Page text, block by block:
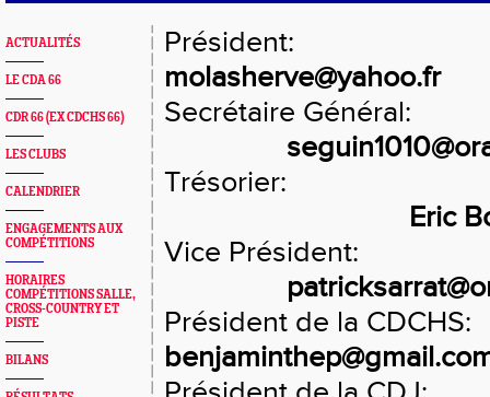
ACTUALITÉS
LE CDA 66
CDR 66 (EX CDCHS 66)
LES CLUBS
CALENDRIER
ENGAGEMENTS AUX
COMPÉTITIONS
HORAIRES
COMPÉTITIONS SALLE,
CROSS-COUNTRY ET
PISTE
BILANS
Président:
molasherve@yahoo.fr
Secrétaire Général:
Trésorier:
Eric
Vice Président:
Président de la CDCHS: